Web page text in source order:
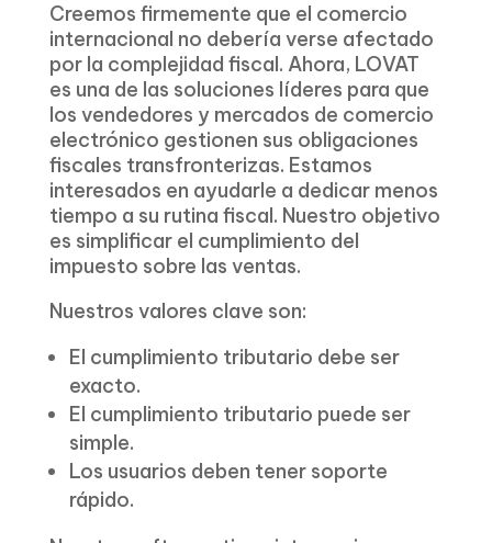
Creemos firmemente que el comercio
internacional no debería verse afectado
por la complejidad fiscal. Ahora, LOVAT
es una de las soluciones líderes para que
los vendedores y mercados de comercio
electrónico gestionen sus obligaciones
fiscales transfronterizas. Estamos
interesados ​​en ayudarle a dedicar menos
tiempo a su rutina fiscal. Nuestro objetivo
es simplificar el cumplimiento del
impuesto sobre las ventas.
Nuestros valores clave son:
El cumplimiento tributario debe ser
exacto.
El cumplimiento tributario puede ser
simple.
Los usuarios deben tener soporte
rápido.